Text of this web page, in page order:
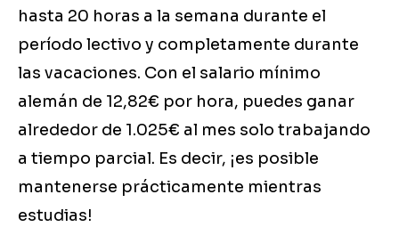
hasta 20 horas a la semana durante el
período lectivo y completamente durante
las vacaciones. Con el salario mínimo
alemán de 12,82€ por hora, puedes ganar
alrededor de 1.025€ al mes solo trabajando
a tiempo parcial. Es decir, ¡es posible
mantenerse prácticamente mientras
estudias!